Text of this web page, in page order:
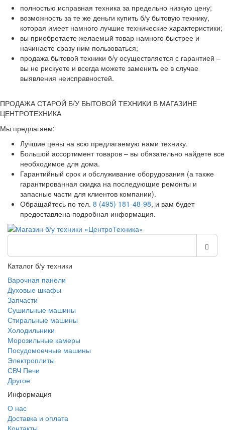
полностью исправная техника за предельно низкую цену;
возможность за те же деньги купить б/у бытовую технику,
которая имеет намного лучшие технические характеристики;
вы приобретаете желаемый товар намного быстрее и
начинаете сразу ним пользоваться;
продажа бытовой техники б/у осуществляется с гарантией –
вы не рискуете и всегда можете заменить ее в случае
выявления неисправностей.
ПРОДАЖА СТАРОЙ Б/У БЫТОВОЙ ТЕХНИКИ В МАГАЗИНЕ
ЦЕНТРОТЕХНИКА
Мы предлагаем:
Лучшие цены на всю предлагаемую нами технику.
Большой ассортимент товаров – вы обязательно найдете все
необходимое для дома.
Гарантийный срок и обслуживание оборудования (а также
гарантированная скидка на последующие ремонты и
запасные части для клиентов компании).
Обращайтесь по тел. 8 (495) 181-48-98, и вам будет
предоставлена подробная информация.
Каталог б/у техники
Варочная панели
Духовые шкафы
Запчасти
Сушильные машины
Стиральные машины
Холодильники
Морозильные камеры
Посудомоечные машины
Электроплиты
СВЧ Печи
Другое
Информация
О нас
Доставка и оплата
Контакты